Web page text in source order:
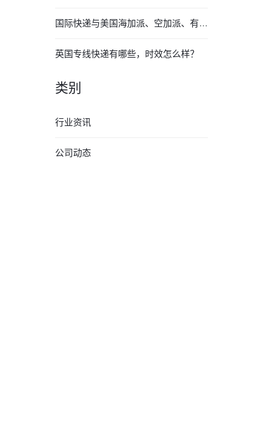
国际快递与美国海加派、空加派、有什么区别？
英国专线快递有哪些，时效怎么样？
类别
行业资讯
公司动态